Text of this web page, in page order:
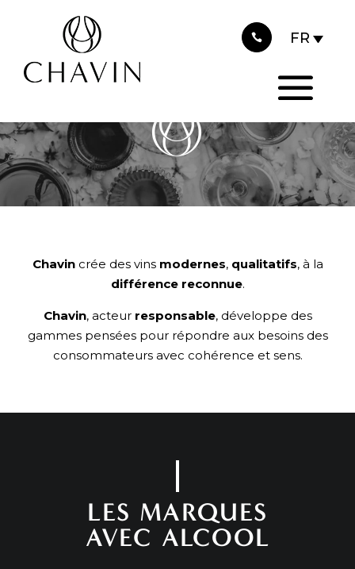
LES MARQUES
AVEC ALCOOL
Chavincrée des vins modernes, qualitatifs, à la
différence reconnue.
Chavin, acteur responsable, développe des
gammes pensées pour répondre aux besoins des
consommateurs avec cohérence et sens.
LES MARQUES
AVEC ALCOOL